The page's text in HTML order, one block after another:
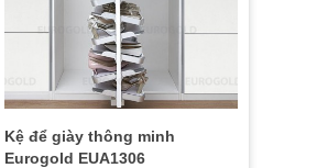
Kệ để giày thông minh
Eurogold EUA1306